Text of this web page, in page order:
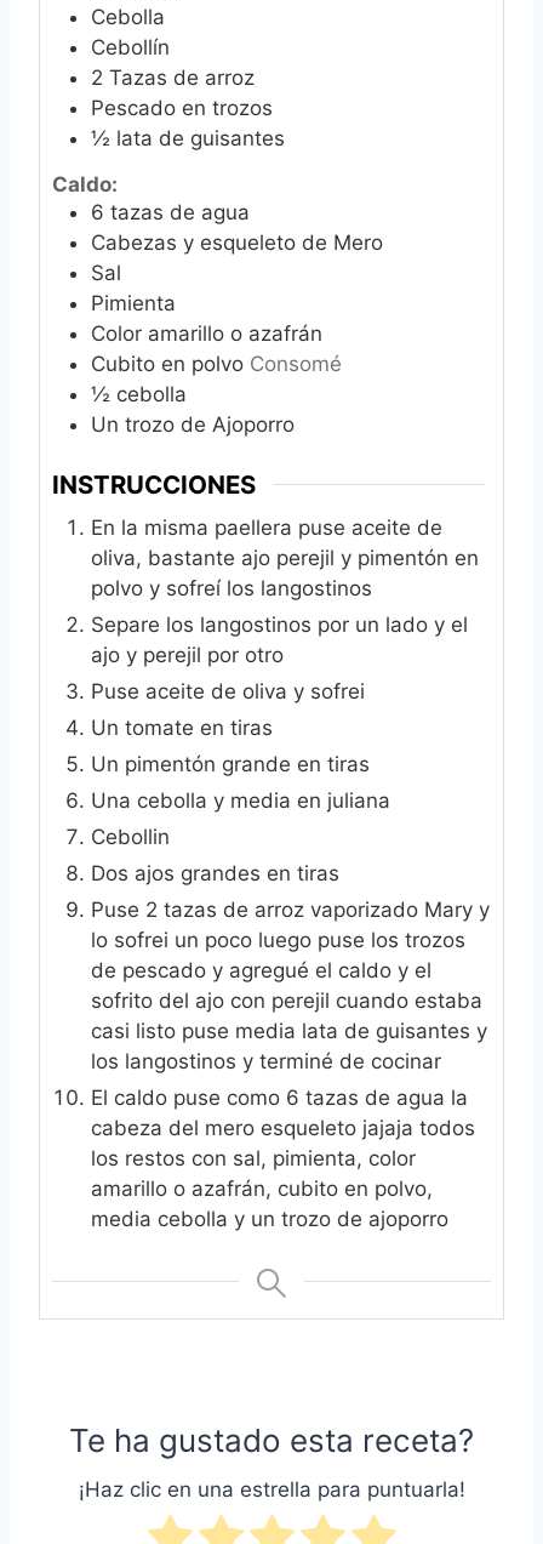
Cebolla
Cebollín
2 Tazas de arroz
Pescado en trozos
½ lata de guisantes
Caldo:
6 tazas de agua
Cabezas y esqueleto de Mero
Sal
Pimienta
Color amarillo o azafrán
Cubito en polvo Consomé
½ cebolla
Un trozo de Ajoporro
INSTRUCCIONES
En la misma paellera puse aceite de
oliva, bastante ajo perejil y pimentón en
polvo y sofreí los langostinos
Separe los langostinos por un lado y el
ajo y perejil por otro
Puse aceite de oliva y sofrei
Un tomate en tiras
Un pimentón grande en tiras
Una cebolla y media en juliana
Cebollin
Dos ajos grandes en tiras
Puse 2 tazas de arroz vaporizado Mary y
lo sofrei un poco luego puse los trozos
de pescado y agregué el caldo y el
sofrito del ajo con perejil cuando estaba
casi listo puse media lata de guisantes y
los langostinos y terminé de cocinar
El caldo puse como 6 tazas de agua la
cabeza del mero esqueleto jajaja todos
los restos con sal, pimienta, color
amarillo o azafrán, cubito en polvo,
media cebolla y un trozo de ajoporro
Te ha gustado esta receta?
¡Haz clic en una estrella para puntuarla!